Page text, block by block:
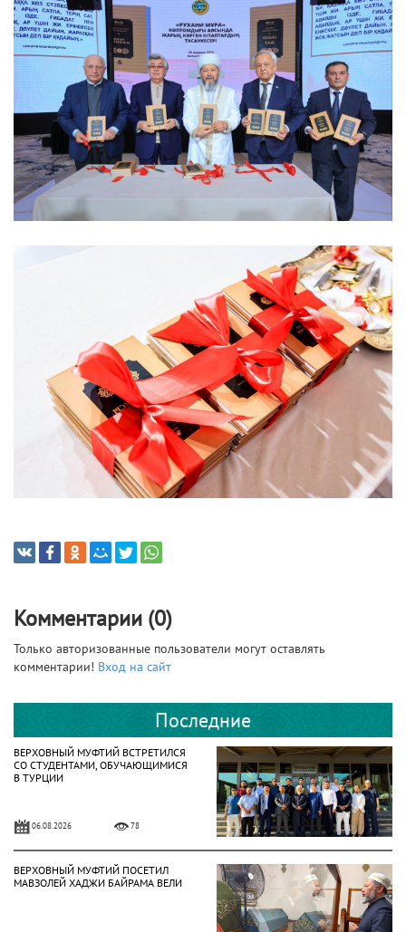
Комментарии (0)
Только авторизованные пользователи могут оставлять
комментарии! Вход на сайт
Последние
ВЕРХОВНЫЙ МУФТИЙ ВСТРЕТИЛСЯ
СО СТУДЕНТАМИ, ОБУЧАЮЩИМИСЯ
В ТУРЦИИ
06.08.2026 78
ВЕРХОВНЫЙ МУФТИЙ ПОСЕТИЛ
МАВЗОЛЕЙ ХАДЖИ БАЙРАМА ВЕЛИ